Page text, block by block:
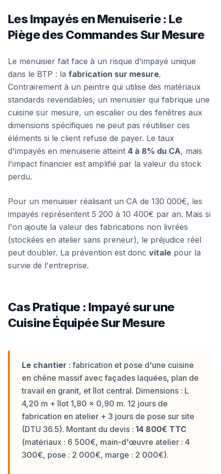
Les Impayés en Menuiserie : Le
Piège des Commandes Sur Mesure
Le menuisier fait face à un risque d'impayé unique
dans le BTP : la fabrication sur mesure.
Contrairement à un peintre qui utilise des matériaux
standards revendables, un menuisier qui fabrique une
cuisine sur mesure, un escalier ou des fenêtres aux
dimensions spécifiques ne peut pas réutiliser ces
éléments si le client refuse de payer. Le taux
d'impayés en menuiserie atteint 4 à 8% du CA, mais
l'impact financier est amplifié par la valeur du stock
perdu.
Pour un menuisier réalisant un CA de 130 000€, les
impayés représentent 5 200 à 10 400€ par an. Mais si
l'on ajoute la valeur des fabrications non livrées
(stockées en atelier sans preneur), le préjudice réel
peut doubler. La prévention est donc vitale pour la
survie de l'entreprise.
Cas Pratique : Impayé sur une
Cuisine Équipée Sur Mesure
Le chantier : fabrication et pose d'une cuisine
en chêne massif avec façades laquées, plan de
travail en granit, et îlot central. Dimensions : L
4,20 m + îlot 1,80 × 0,90 m. 12 jours de
fabrication en atelier + 3 jours de pose sur site
(DTU 36.5). Montant du devis : 14 800€ TTC
(matériaux : 6 500€, main-d'œuvre atelier : 4
300€, pose : 2 000€, marge : 2 000€).